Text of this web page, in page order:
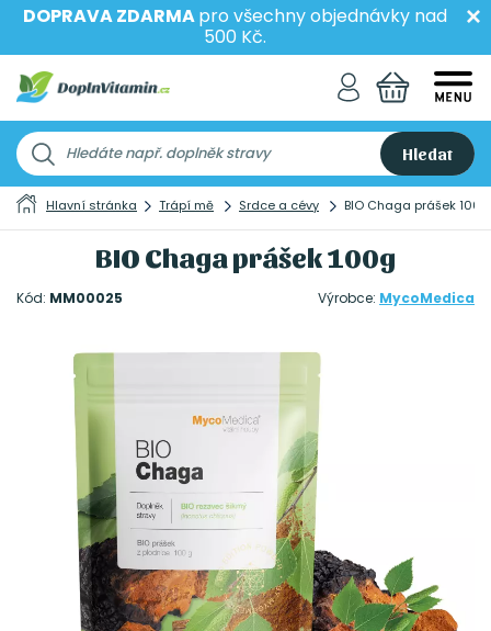
DOPRAVA ZDARMApro všechny objednávky nad
500 Kč.
Hledat
Hlavní stránka Trápí mě Srdce a cévy BIO Chaga prášek 100g
BIO Chaga prášek 100g
Kód: MM00025 Výrobce: MycoMedica